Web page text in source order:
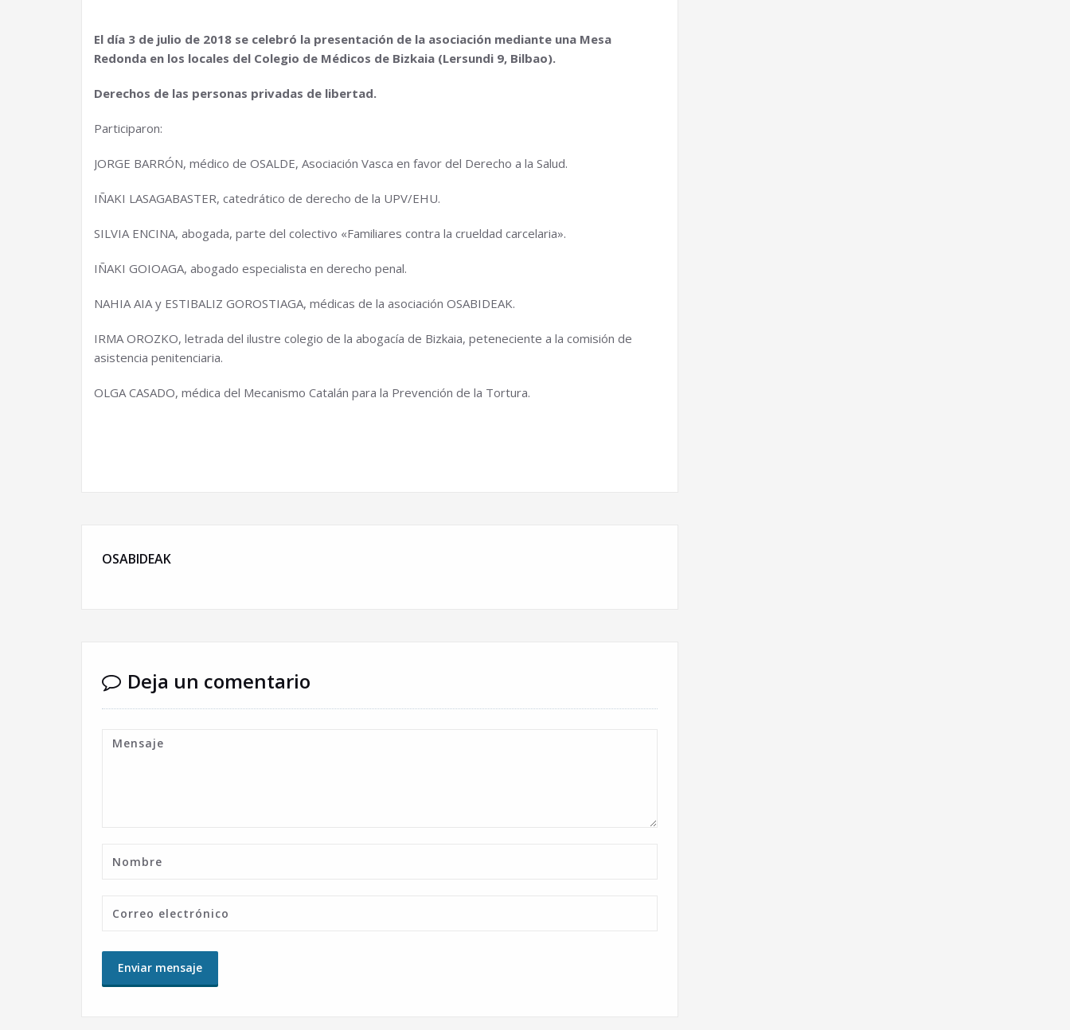
El día 3 de julio de 2018 se celebró la presentación de la asociación mediante una Mesa
Redonda en los locales del Colegio de Médicos de Bizkaia (Lersundi 9, Bilbao).
Derechos de las personas privadas de libertad.
Participaron:
JORGE BARRÓN, médico de OSALDE, Asociación Vasca en favor del Derecho a la Salud.
IÑAKI LASAGABASTER, catedrático de derecho de la UPV/EHU.
SILVIA ENCINA, abogada, parte del colectivo «Familiares contra la crueldad carcelaria».
IÑAKI GOIOAGA, abogado especialista en derecho penal.
NAHIA AIA y ESTIBALIZ GOROSTIAGA, médicas de la asociación OSABIDEAK.
IRMA OROZKO, letrada del ilustre colegio de la abogacía de Bizkaia, peteneciente a la comisión de
asistencia penitenciaria.
OLGA CASADO, médica del Mecanismo Catalán para la Prevención de la Tortura.
OSABIDEAK
Deja un comentario